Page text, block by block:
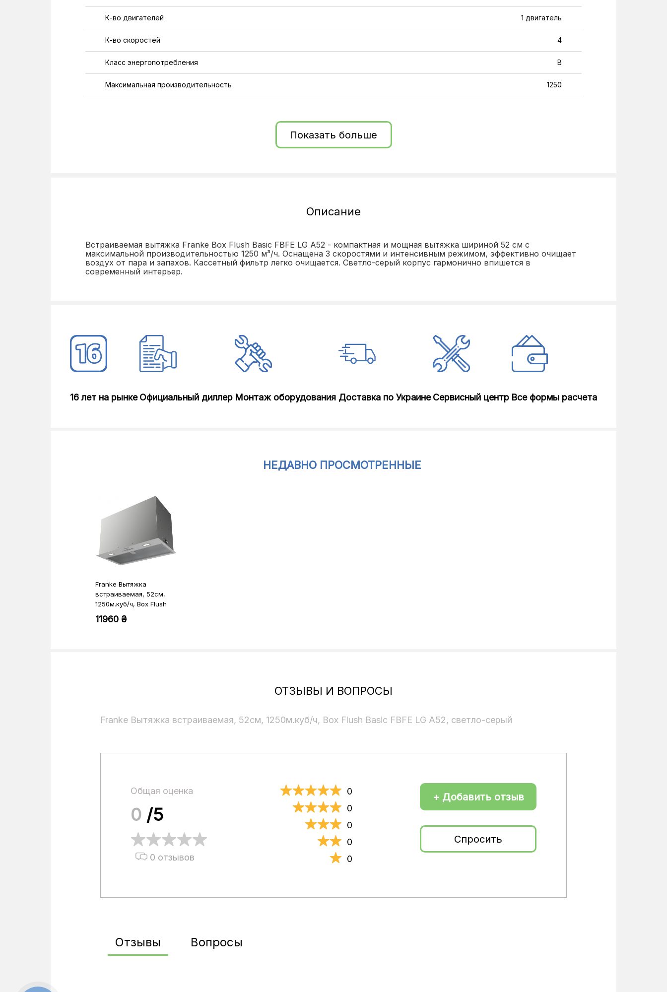
К-во двигателей 1 двигатель
К-во скоростей 4
Класс энергопотребления B
Максимальная производительность 1250
Фильтр
Показать больше
Описание
Встраиваемая вытяжка Franke Box Flush Basic FBFE LG A52 - компактная и мощная вытяжка шириной 52 см с
максимальной производительностью 1250 м³/ч. Оснащена 3 скоростями и интенсивным режимом, эффективно очищает
воздух от пара и запахов. Кассетный фильтр легко очищается. Светло-серый корпус гармонично впишется в
современный интерьер.
16 лет на рынке Официальный диллер Монтаж оборудования Доставка по Украине Сервисный центр Все формы расчета
НЕДАВНО ПРОСМОТРЕННЫЕ
Franke Вытяжка
встраиваемая, 52см,
1250м.куб/ч, Box Flush
Basic FBFE LG A52,
светло-серый
11960 ₴
ОТЗЫВЫ И ВОПРОСЫ
Franke Вытяжка встраиваемая, 52см, 1250м.куб/ч, Box Flush Basic FBFE LG A52, светло-серый
Общая оценка
0 /5
0 отзывов
0
0
0
0
0
+ Добавить отзыв
Спросить
Отзывы Вопросы